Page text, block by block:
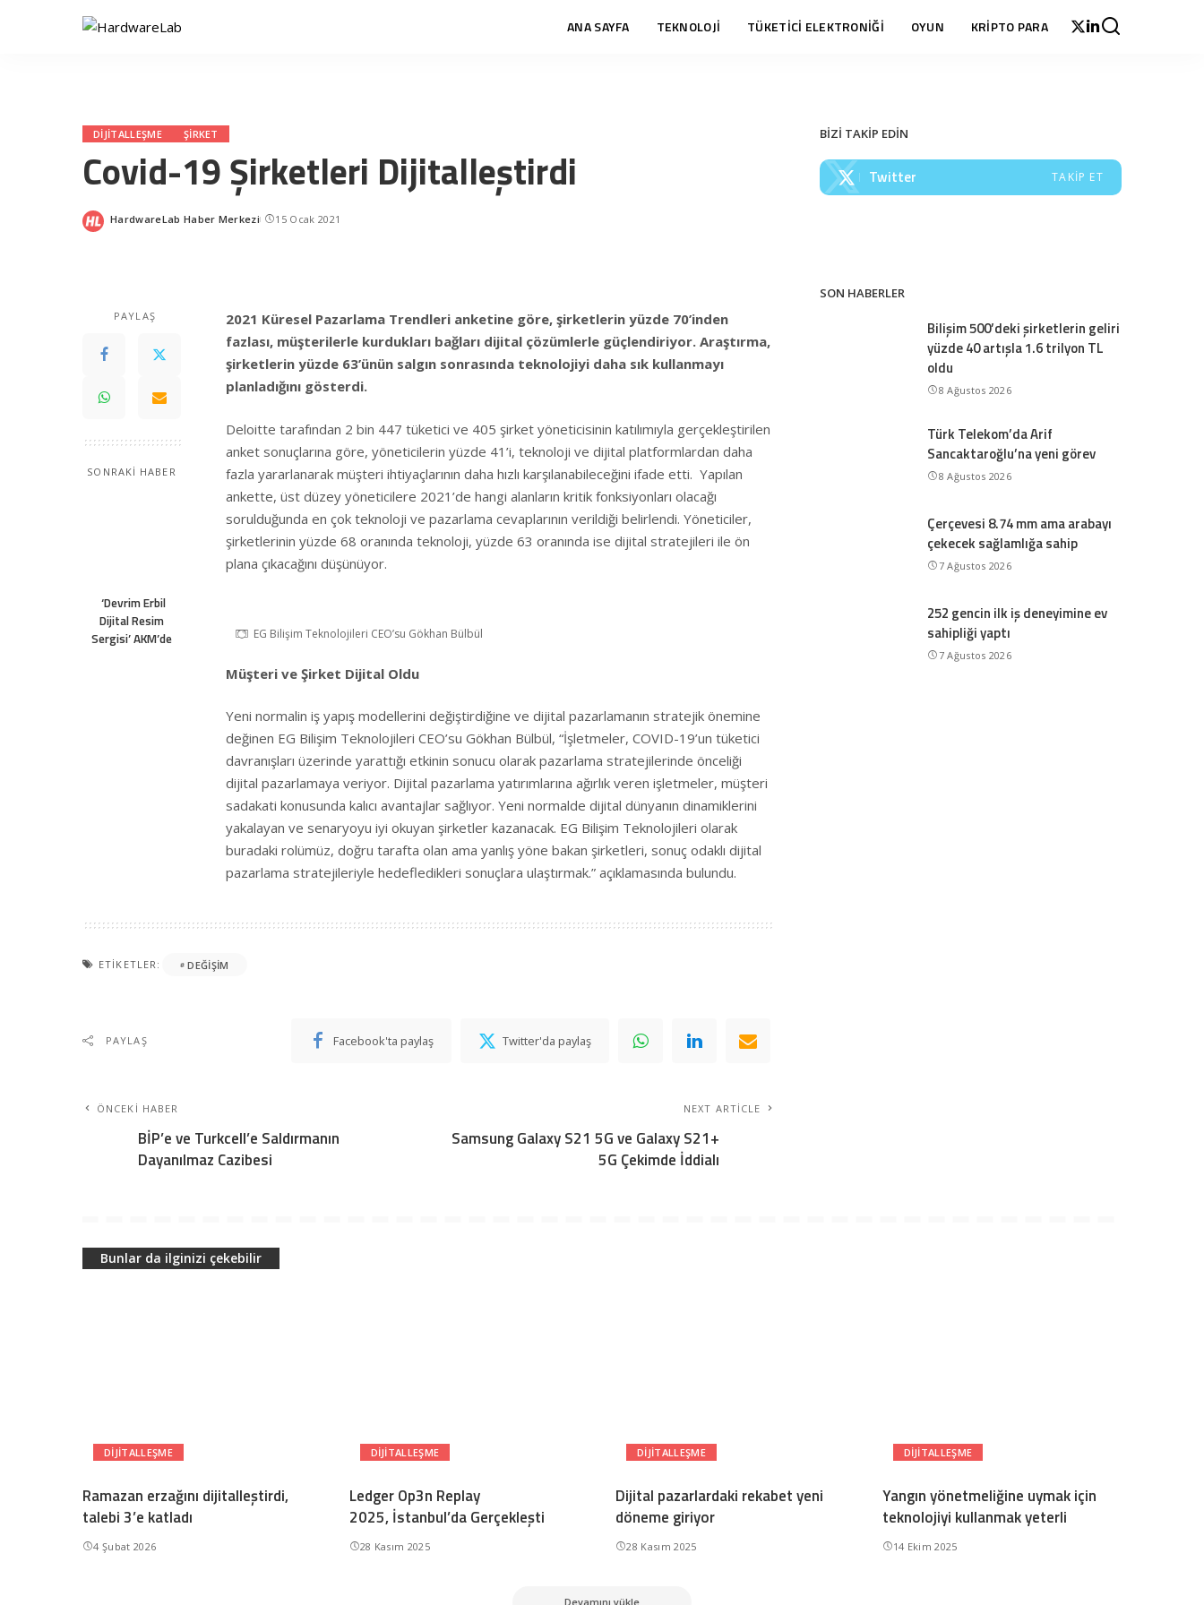
ANA SAYFA TEKNOLOJİ TÜKETİCİ ELEKTRONİĞİ OYUN KRİPTO PARA
DIJITALLEŞME ŞIRKET
Covid-19 Şirketleri Dijitalleştirdi
Posted
HardwareLab Haber Merkezi 15 Ocak 2021
PAYLAŞ
SONRAKİ HABER
‘Devrim Erbil
Dijital Resim
Sergisi’ AKM’de
2021 Küresel Pazarlama Trendleri anketine göre, şirketlerin yüzde 70’inden
fazlası, müşterilerle kurdukları bağları dijital çözümlerle güçlendiriyor. Araştırma,
şirketlerin yüzde 63’ünün salgın sonrasında teknolojiyi daha sık kullanmayı
planladığını gösterdi.
Deloitte tarafından 2 bin 447 tüketici ve 405 şirket yöneticisinin katılımıyla gerçekleştirilen
anket sonuçlarına göre, yöneticilerin yüzde 41’i, teknoloji ve dijital platformlardan daha
fazla yararlanarak müşteri ihtiyaçlarının daha hızlı karşılanabileceğini ifade etti. Yapılan
ankette, üst düzey yöneticilere 2021’de hangi alanların kritik fonksiyonları olacağı
sorulduğunda en çok teknoloji ve pazarlama cevaplarının verildiği belirlendi. Yöneticiler,
şirketlerinin yüzde 68 oranında teknoloji, yüzde 63 oranında ise dijital stratejileri ile ön
plana çıkacağını düşünüyor.
EG Bilişim Teknolojileri CEO’su Gökhan Bülbül
Müşteri ve Şirket Dijital Oldu
Yeni normalin iş yapış modellerini değiştirdiğine ve dijital pazarlamanın stratejik önemine
değinen EG Bilişim Teknolojileri CEO’su Gökhan Bülbül, “İşletmeler, COVID-19’un tüketici
davranışları üzerinde yarattığı etkinin sonucu olarak pazarlama stratejilerinde önceliği
dijital pazarlamaya veriyor. Dijital pazarlama yatırımlarına ağırlık veren işletmeler, müşteri
sadakati konusunda kalıcı avantajlar sağlıyor. Yeni normalde dijital dünyanın dinamiklerini
yakalayan ve senaryoyu iyi okuyan şirketler kazanacak. EG Bilişim Teknolojileri olarak
buradaki rolümüz, doğru tarafta olan ama yanlış yöne bakan şirketleri, sonuç odaklı dijital
pazarlama stratejileriyle hedefledikleri sonuçlara ulaştırmak.” açıklamasında bulundu.
ETIKETLER: DEĞIŞIM
PAYLAŞ Facebook'ta paylaş Twitter'da paylaş
ÖNCEKI HABER
BİP’e ve Turkcell’e Saldırmanın
Dayanılmaz Cazibesi
NEXT ARTICLE
Samsung Galaxy S21 5G ve Galaxy S21+
5G Çekimde İddialı
BİZİ TAKİP EDİN
Twitter TAKIP ET
SON HABERLER
Bilişim 500’deki şirketlerin geliri
yüzde 40 artışla 1.6 trilyon TL
oldu
8 Ağustos 2026
Türk Telekom’da Arif
Sancaktaroğlu’na yeni görev
8 Ağustos 2026
Çerçevesi 8.74 mm ama arabayı
çekecek sağlamlığa sahip
7 Ağustos 2026
252 gencin ilk iş deneyimine ev
sahipliği yaptı
7 Ağustos 2026
Bunlar da ilginizi çekebilir
DIJITALLEŞME
Ramazan erzağını dijitalleştirdi,
talebi 3’e katladı
4 Şubat 2026
DIJITALLEŞME
Ledger Op3n Replay
2025, İstanbul’da Gerçekleşti
28 Kasım 2025
DIJITALLEŞME
Dijital pazarlardaki rekabet yeni
döneme giriyor
28 Kasım 2025
DIJITALLEŞME
Yangın yönetmeliğine uymak için
teknolojiyi kullanmak yeterli
14 Ekim 2025
Devamını yükle